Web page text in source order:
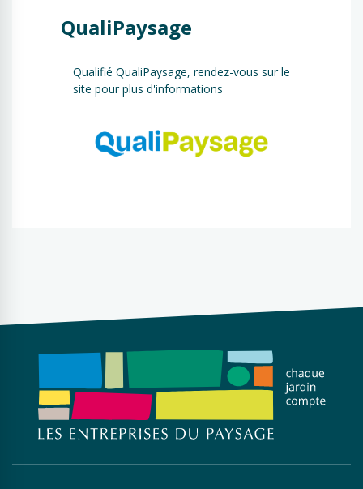
QualiPaysage
Qualifié QualiPaysage, rendez-vous sur le
site pour plus d'informations